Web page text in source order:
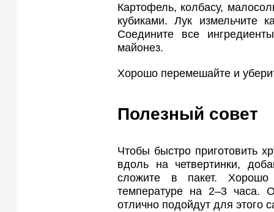
Картофель, колбасу,
кубиками. Лук измельчите
Соедините все
майонез.
Хорошо перемешайте и
Полезный совет
Чтобы быстро приготовить
вдоль на четвертинки,
сложите в пакет. Хорошо
температуре на 2–3 часа.
отлично подойдут для этого